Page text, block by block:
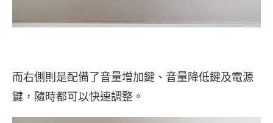
而右側則是配備了音量增加鍵、音量降低鍵及電源
鍵，隨時都可以快速調整。